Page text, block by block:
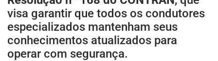
visa garantir que todos os condutores
especializados mantenham seus
conhecimentos atualizados para
operar com segurança.